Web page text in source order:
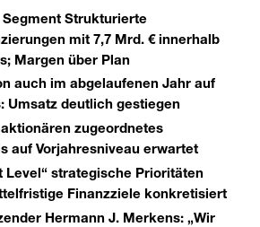
Segment Strukturierte
mit 7,7 Mrd. € innerhalb
Margen über Plan
auch im abgelaufenen Jahr auf
Umsatz deutlich gestiegen
zugeordnetes
auf Vorjahresniveau erwartet
Level“ strategische Prioritäten
Finanzziele konkretisiert
Hermann J. Merkens: „Wir